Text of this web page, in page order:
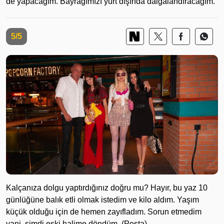
5/5
Kalçanıza dolgu yaptırdığınız doğru mu? Hayır, bu yaz 10
günlüğüne balık etli olmak istedim ve kilo aldım. Yaşım
küçük olduğu için de hemen zayıfladım. Sorun etmedim